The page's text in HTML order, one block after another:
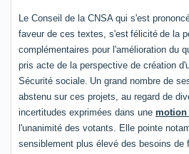
Le Conseil de la CNSA qui s'est
faveur de ces textes, s'est félicité de la
complémentaires pour l'amélioration du
pris acte de la perspective de création
Sécurité sociale. Un grand nombre de
abstenu sur ces projets, au regard de
incertitudes exprimées dans une motion
l'unanimité des votants. Elle pointe
sensiblement plus élevé des besoins de